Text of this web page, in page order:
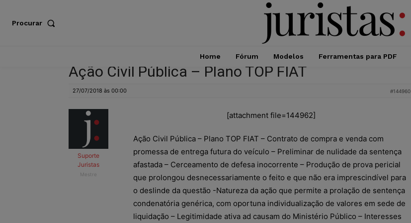
Procurar
Home Fórum Modelos Ferramentas para PDF
Ação Civil Pública – Plano TOP FIAT
27/07/2018 às 00:00 #144960
Suporte
Juristas
Mestre
[attachment file=144962]
Ação Civil Pública – Plano TOP FIAT – Contrato de compra e venda com
promessa de entrega futura do veículo – Preliminar de nulidade da sentença
afastada – Cerceamento de defesa inocorrente – Produção de prova pericial
que prolongou desnecessariamente o feito e que não era imprescindível para
o deslinde da questão -Natureza da ação que permite a prolação de sentença
condenatória genérica, com oportuna individualização de valores em sede de
liquidação – Legitimidade ativa ad causam do Ministério Público – Interesses